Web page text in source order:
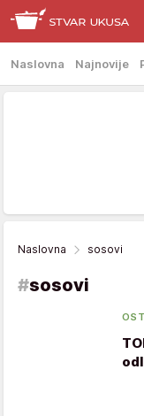
Naslovna Najnovije
Naslovna sosovi
#sosovi